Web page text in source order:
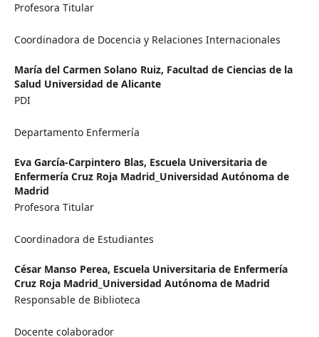
Profesora Titular
Coordinadora de Docencia y Relaciones Internacionales
María del Carmen Solano Ruiz, Facultad de Ciencias de la
Salud Universidad de Alicante
PDI
Departamento Enfermería
Eva García-Carpintero Blas, Escuela Universitaria de
Enfermería Cruz Roja Madrid_Universidad Autónoma de
Madrid
Profesora Titular
Coordinadora de Estudiantes
César Manso Perea, Escuela Universitaria de Enfermería
Cruz Roja Madrid_Universidad Autónoma de Madrid
Responsable de Biblioteca
Docente colaborador